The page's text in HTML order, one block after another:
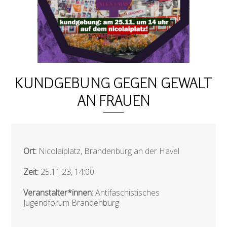
KUNDGEBUNG GEGEN GEWALT
AN FRAUEN
Ort: Nicolaiplatz, Brandenburg an der Havel
Zeit: 25.11.23, 14:00
Veranstalter*innen: Antifaschistisches
Jugendforum Brandenburg